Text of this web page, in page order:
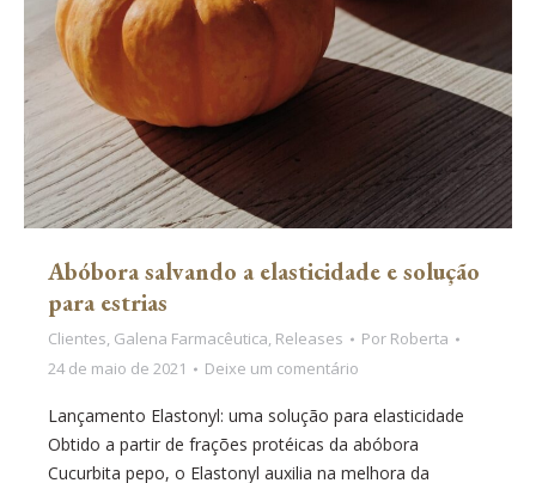
Abóbora salvando a elasticidade e solução
para estrias
Clientes, Galena Farmacêutica, Releases Por Roberta
24 de maio de 2021
Deixe um comentário
Lançamento Elastonyl: uma solução para elasticidade
Obtido a partir de frações protéicas da abóbora
Cucurbita pepo, o Elastonyl auxilia na melhora da